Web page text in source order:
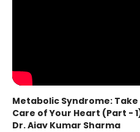
Metabolic Syndrome: Take
Care of Your Heart (Part -
Dr. Ajay Kumar Sharma